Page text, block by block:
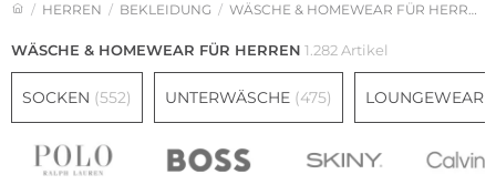
HERREN BEKLEIDUNG WÄSCHE & HOMEWEAR FÜR HERREN
WÄSCHE & HOMEWEAR FÜR HERREN 1.282 Artikel
SOCKEN (552) UNTERWÄSCHE (475) LOUNGEWEAR